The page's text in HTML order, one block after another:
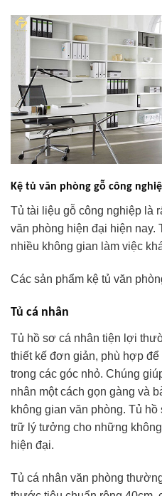
Kệ tủ văn phòng gỗ công
Tủ tài liệu gỗ công nghiệp là
văn phòng hiện đại hiện nay.
nhiều không gian làm việc
Các sản phẩm kệ tủ văn
Tủ cá nhân
Tủ hồ sơ cá nhân tiện lợi
thiết kế đơn giản, phù hợp
trong các góc nhỏ. Chúng
nhân một cách gọn gàng và
không gian văn phòng. Tủ
trữ lý tưởng cho những
hiện đại.
Tủ cá nhân văn phòng